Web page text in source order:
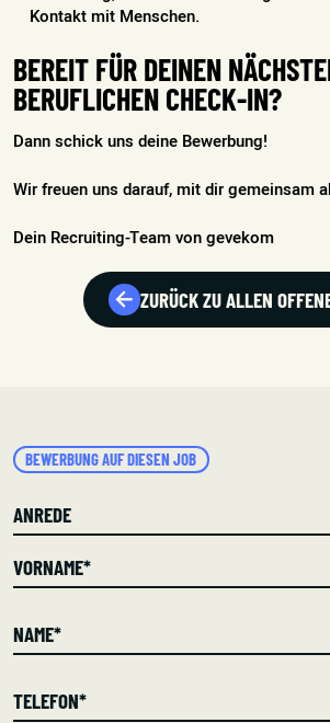
Kontakt mit Menschen.
BEREIT FÜR DEINEN
BERUFLICHEN CHECK-IN?
Dann schick uns deine Bewerbung!
Wir freuen uns darauf, mit dir gemeinsam
Dein Recruiting-Team von gevekom
ZURÜCK ZU ALLEN
BEWERBUNG AUF DIESEN JOB